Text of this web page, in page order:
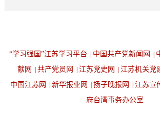
“学习强国”江苏学习平台 中国共产党新闻网
献网
共产党员网 江苏党史网 江苏机关党
中国江苏网
新华报业网 扬子晚报网 江苏宣
府台湾事务办公室